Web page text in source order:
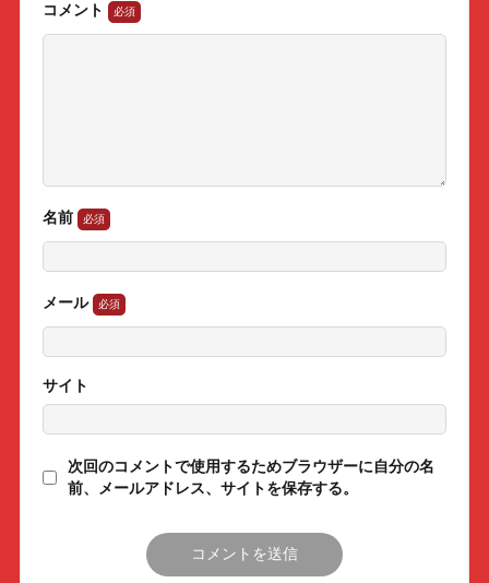
コメント
名前
メール
サイト
次回のコメントで使用するためブラウザーに自分の名
前、メールアドレス、サイトを保存する。